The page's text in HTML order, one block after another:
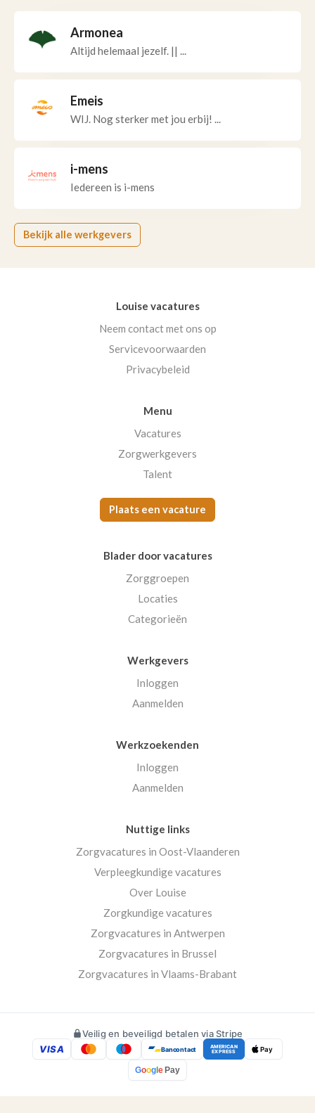
Armonea
Altijd helemaal jezelf. || ...
Emeis
WIJ. Nog sterker met jou erbij! ...
i-mens
Iedereen is i-mens
Bekijk alle werkgevers
Louise vacatures
Neem contact met ons op
Servicevoorwaarden
Privacybeleid
Menu
Vacatures
Zorgwerkgevers
Talent
Plaats een vacature
Blader door vacatures
Zorggroepen
Locaties
Categorieën
Werkgevers
Inloggen
Aanmelden
Werkzoekenden
Inloggen
Aanmelden
Nuttige links
Zorgvacatures in Oost-Vlaanderen
Verpleegkundige vacatures
Over Louise
Zorgkundige vacatures
Zorgvacatures in Antwerpen
Zorgvacatures in Brussel
Zorgvacatures in Vlaams-Brabant
Veilig en beveiligd betalen via Stripe
VISA
Bancontact AMERICAN
EXPRESS Pay
Googl e Pay